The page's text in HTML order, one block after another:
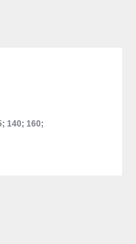
140; 160;